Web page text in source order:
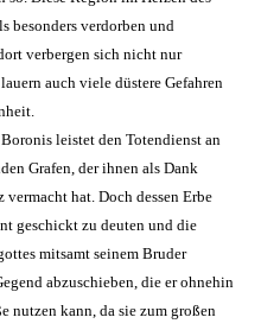
besonders verdorben und
verbergen sich nicht nur
auch viele düstere Gefahren
leistet den Totendienst an
Grafen, der ihnen als Dank
vermacht hat. Doch dessen Erbe
geschickt zu deuten und die
mitsamt seinem Bruder
abzuschieben, die er ohnehin
nutzen kann, da sie zum großen